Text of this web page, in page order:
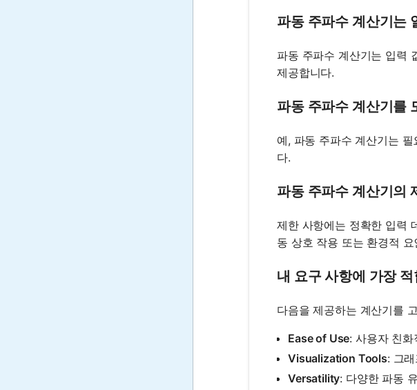
파동 주파수 계산기는
파동 주파수 계산기는 입력
제공합니다.
파동 주파수 계산기를
예, 파동 주파수 계산기는
다.
파동 주파수 계산기의
제한 사항에는 정확한 입력
동 상호 작용 또는 환경적
내 요구 사항에 가장
다음을 제공하는 계산기를
Ease of Use: 사용자 친
Visualization Tools: 그
Versatility: 다양한 파동